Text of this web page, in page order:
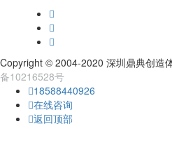
Copyright © 2004-2020 深圳鼎典创造
备10216528号
18588440926
在线咨询
返回顶部